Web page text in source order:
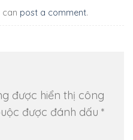
can post a comment.
được hiển thị công
được đánh dấu *